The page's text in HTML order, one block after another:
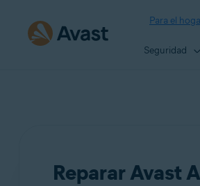
Para el
Seguridad
Reparar Avast